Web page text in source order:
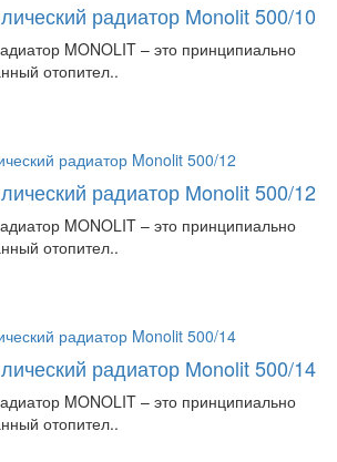
радиатор Monolit 500/10
MONOLIT – это принципиально
отопител..
радиатор Monolit 500/12
MONOLIT – это принципиально
отопител..
радиатор Monolit 500/14
MONOLIT – это принципиально
отопител..